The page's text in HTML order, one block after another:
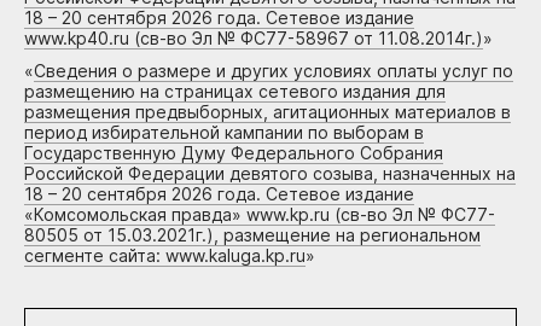
18 – 20 сентября 2026 года. Сетевое издание
www.kp40.ru (св-во Эл № ФС77-58967 от 11.08.2014г.)»
«Сведения о размере и других условиях оплаты услуг по
размещению на страницах сетевого издания для
размещения предвыборных, агитационных материалов в
период избирательной кампании по выборам в
Государственную Думу Федерального Собрания
Российской Федерации девятого созыва, назначенных на
18 – 20 сентября 2026 года. Сетевое издание
«Комсомольская правда» www.kp.ru (св-во Эл № ФС77-
80505 от 15.03.2021г.), размещение на региональном
сегменте сайта: www.kaluga.kp.ru»